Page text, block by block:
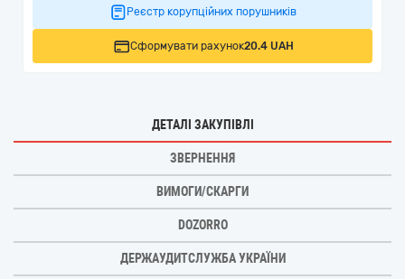
Реєстр корупційних порушників
Сформувати рахунок20.4 UAH
ДЕТАЛІ ЗАКУПІВЛІ
ЗВЕРНЕННЯ
ВИМОГИ/СКАРГИ
DOZORRO
ДЕРЖАУДИТСЛУЖБА УКРАЇНИ